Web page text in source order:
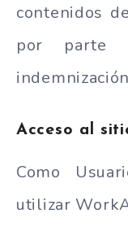
contenidos
por parte
Acceso al
Como
utilizar